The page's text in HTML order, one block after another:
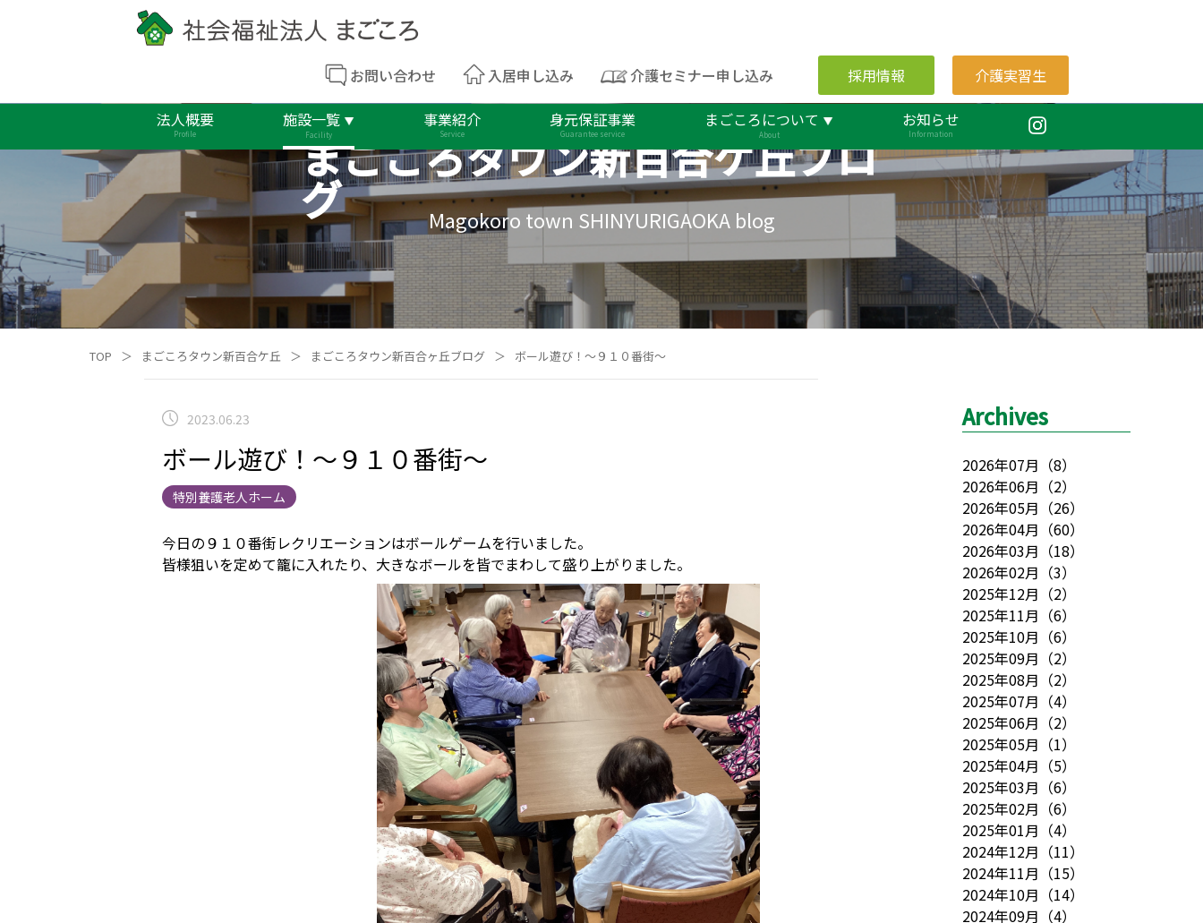
お問い合わせ 入居申し込み 介護セミナー申し込み 採用情報 介護実習生
法人概要
Profile
施設一覧
Facility
事業紹介
Service
身元保証事業
Guarantee service
まごころについて
About
お知らせ
Information
まごころタウン新百合ケ丘ブロ
グ Magokoro town SHINYURIGAOKA blog
TOP ＞ まごころタウン新百合ケ丘 ＞ まごころタウン新百合ヶ丘ブログ ＞ ボール遊び！～９１０番街～
2023.06.23
ボール遊び！～９１０番街～
特別養護老人ホーム
今日の９１０番街レクリエーションはボールゲームを行いました。
皆様狙いを定めて籠に入れたり、大きなボールを皆でまわして盛り上がりました。
Archives
2026年07月 （8）
2026年06月 （2）
2026年05月 （26）
2026年04月 （60）
2026年03月 （18）
2026年02月 （3）
2025年12月 （2）
2025年11月 （6）
2025年10月 （6）
2025年09月 （2）
2025年08月 （2）
2025年07月 （4）
2025年06月 （2）
2025年05月 （1）
2025年04月 （5）
2025年03月 （6）
2025年02月 （6）
2025年01月 （4）
2024年12月 （11）
2024年11月 （15）
2024年10月 （14）
2024年09月 （4）